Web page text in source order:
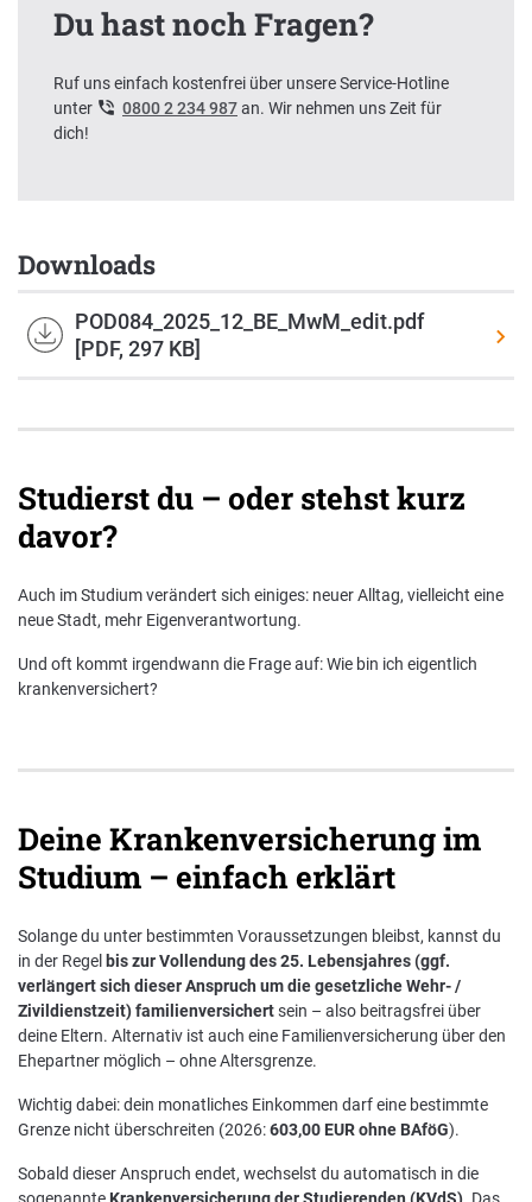
Du hast noch Fragen?
Ruf uns einfach kostenfrei über unsere Service-Hotline
unter
0800 2 234 987an. Wir nehmen uns Zeit für
dich!
Downloads
POD084_2025_12_BE_MwM_edit.pdf
[PDF, 297 KB]
Studierst du – oder stehst kurz
davor?
Auch im Studium verändert sich einiges: neuer Alltag, vielleicht eine
neue Stadt, mehr Eigenverantwortung.
Und oft kommt irgendwann die Frage auf: Wie bin ich eigentlich
krankenversichert?
Deine Krankenversicherung im
Studium – einfach erklärt
Solange du unter bestimmten Voraussetzungen bleibst, kannst du
in der Regel bis zur Vollendung des 25. Lebensjahres (ggf.
verlängert sich dieser Anspruch um die gesetzliche Wehr- /
Zivildienstzeit) familienversichertsein – also beitragsfrei über
deine Eltern. Alternativ ist auch eine Familienversicherung über den
Ehepartner möglich – ohne Altersgrenze.
Wichtig dabei: dein monatliches Einkommen darf eine bestimmte
Grenze nicht überschreiten (2026:603,00 EUR ohne BAföG).
Sobald dieser Anspruch endet, wechselst du automatisch in die